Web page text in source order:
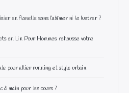
en flanelle sans l’abîmer ni le lustrer ?
en Lin Pour Hommes rehausse votre
pour allier running et style urbain
à main pour les cours ?